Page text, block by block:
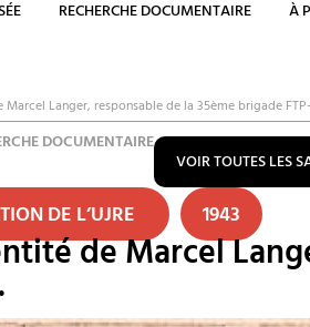
RECHERCHE DOCUMENTAIRE À
Marcel Langer, responsable de la 35ème brigade
DOCUMENTAIRE
VOIR TOUTES LES
DE L’UJRE 1943
de Marcel